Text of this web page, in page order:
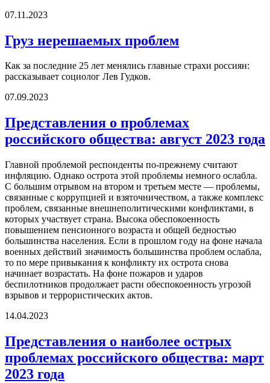
07.11.2023
Груз нерешаемых проблем
Как за последние 25 лет менялись главные страхи россиян:
рассказывает социолог Лев Гудков.
07.09.2023
Представления о проблемах
российского общества: август 2023 года
Главной проблемой респонденты по-прежнему считают
инфляцию. Однако острота этой проблемы немного ослабла.
С большим отрывом на втором и третьем месте — проблемы,
связанные с коррупцией и взяточничеством, а также комплекс
проблем, связанные внешнеполитическими конфликтами, в
которых участвует страна. Высока обеспокоенность
повышением пенсионного возраста и общей бедностью
большинства населения. Если в прошлом году на фоне начала
военных действий значимость большинства проблем ослабла,
то по мере привыкания к конфликту их острота снова
начинает возрастать. На фоне пожаров и ударов
беспилотников продолжает расти обеспокоенность угрозой
взрывов и террористических актов.
14.04.2023
Представления о наиболее острых
проблемах российского общества: март
2023 года